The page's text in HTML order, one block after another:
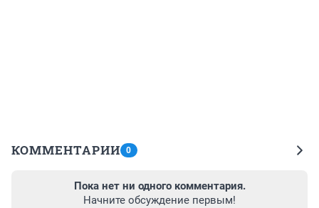
КОММЕНТАРИИ 0
Пока нет ни одного комментария.
Начните обсуждение первым!